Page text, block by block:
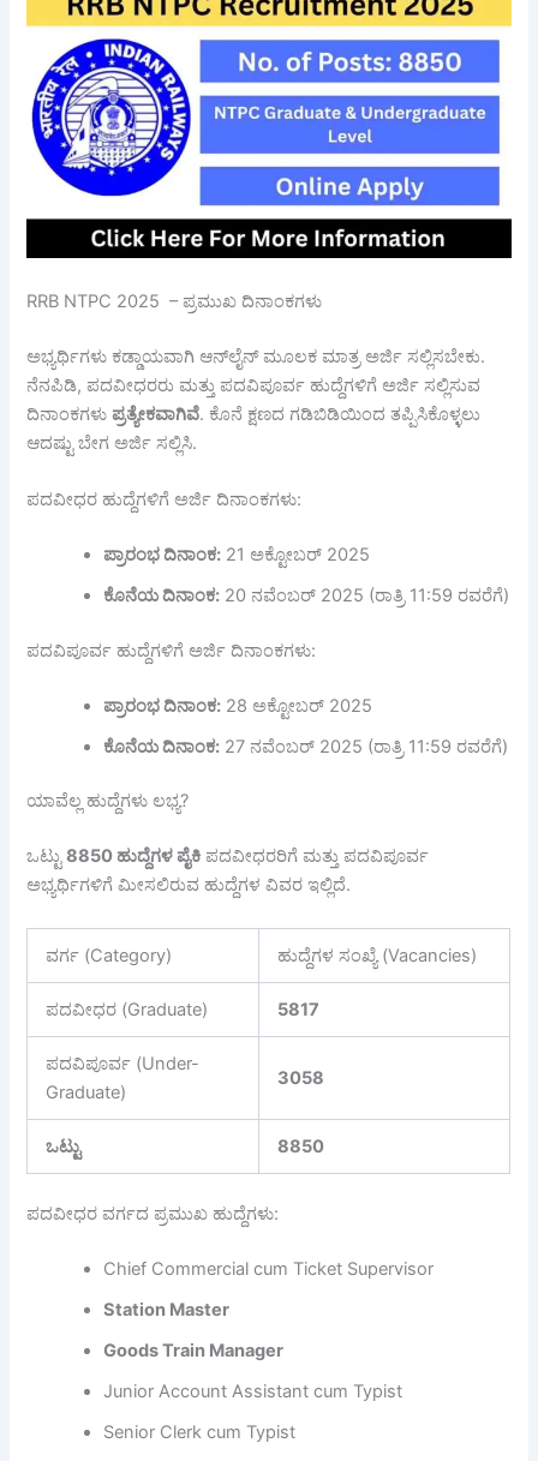
RRB NTPC 2025 – ಪ್ರಮುಖ ದಿನಾಂಕಗಳು
ಅಭ್ಯರ್ಥಿಗಳು ಕಡ್ಡಾಯವಾಗಿ ಆನ್‌ಲೈನ್ ಮೂಲಕ ಮಾತ್ರ ಅರ್ಜಿ ಸಲ್ಲಿಸಬೇಕು.
ನೆನಪಿಡಿ, ಪದವೀಧರರು ಮತ್ತು ಪದವಿಪೂರ್ವ ಹುದ್ದೆಗಳಿಗೆ ಅರ್ಜಿ ಸಲ್ಲಿಸುವ
ದಿನಾಂಕಗಳು ಪ್ರತ್ಯೇಕವಾಗಿವೆ. ಕೊನೆ ಕ್ಷಣದ ಗಡಿಬಿಡಿಯಿಂದ ತಪ್ಪಿಸಿಕೊಳ್ಳಲು
ಆದಷ್ಟು ಬೇಗ ಅರ್ಜಿ ಸಲ್ಲಿಸಿ.
ಪದವೀಧರ ಹುದ್ದೆಗಳಿಗೆ ಅರ್ಜಿ ದಿನಾಂಕಗಳು:
ಪ್ರಾರಂಭದಿನಾಂಕ: 21 ಅಕ್ಟೋಬರ್ 2025
ಕೊನೆಯದಿನಾಂಕ: 20 ನವೆಂಬರ್ 2025 (ರಾತ್ರಿ 11:59 ರವರೆಗೆ)
ಪದವಿಪೂರ್ವ ಹುದ್ದೆಗಳಿಗೆ ಅರ್ಜಿ ದಿನಾಂಕಗಳು:
ಪ್ರಾರಂಭದಿನಾಂಕ: 28 ಅಕ್ಟೋಬರ್ 2025
ಕೊನೆಯದಿನಾಂಕ: 27 ನವೆಂಬರ್ 2025 (ರಾತ್ರಿ 11:59 ರವರೆಗೆ)
ಯಾವೆಲ್ಲ ಹುದ್ದೆಗಳು ಲಭ್ಯ?
ಒಟ್ಟು8850 ಹುದ್ದೆಗಳ ಪೈಕಿ ಪದವೀಧರರಿಗೆ ಮತ್ತು ಪದವಿಪೂರ್ವ
ಅಭ್ಯರ್ಥಿಗಳಿಗೆ ಮೀಸಲಿರುವ ಹುದ್ದೆಗಳ ವಿವರ ಇಲ್ಲಿದೆ.
ವರ್ಗ (Category) ಹುದ್ದೆಗಳ ಸಂಖ್ಯೆ (Vacancies)
ಪದವೀಧರ (Graduate) 5817
ಪದವಿಪೂರ್ವ (Under-
Graduate)
3058
ಒಟ್ಟು 8850
ಪದವೀಧರ ವರ್ಗದ ಪ್ರಮುಖ ಹುದ್ದೆಗಳು:
Chief Commercial cum Ticket Supervisor
Station Master
Goods Train Manager
Junior Account Assistant cum Typist
Senior Clerk cum Typist